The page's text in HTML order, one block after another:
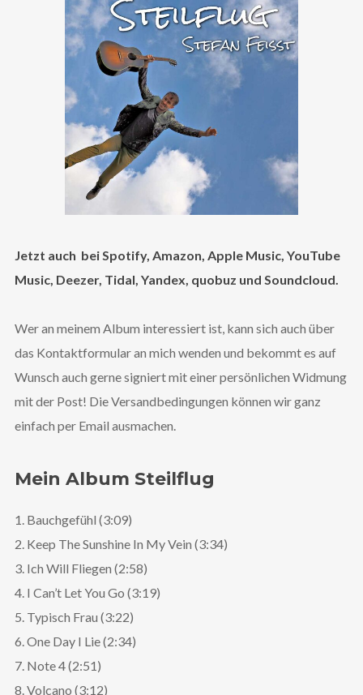
Jetzt auch bei Spotify, Amazon, Apple Music, YouTube
Music, Deezer, Tidal, Yandex, quobuz und Soundcloud.
Wer an meinem Album interessiert ist, kann sich auch über
das Kontaktformular an mich wenden und bekommt es auf
Wunsch auch gerne signiert mit einer persönlichen Widmung
mit der Post! Die Versandbedingungen können wir ganz
einfach per Email ausmachen.
Mein Album Steilflug
1. Bauchgefühl (3:09)
2. Keep The Sunshine In My Vein (3:34)
3. Ich Will Fliegen (2:58)
4. I Can’t Let You Go (3:19)
5. Typisch Frau (3:22)
6. One Day I Lie (2:34)
7. Note 4 (2:51)
8. Volcano (3:12)